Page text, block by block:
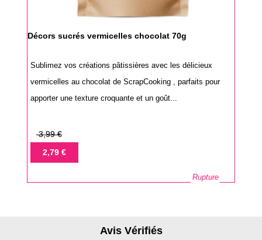
Décors sucrés vermicelles chocolat 70g
Sublimez vos créations pâtissières avec les délicieux
vermicelles au chocolat de ScrapCooking , parfaits pour
apporter une texture croquante et un goût...
Prix
base
3,99 €
Prix2,79 €
Rupture
Avis Vérifiés